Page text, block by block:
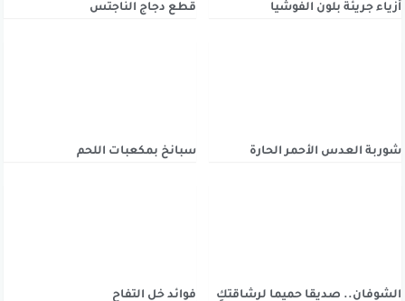
أزياء جريئة بلون الفوشيا قطع دجاج الناجتس
شوربة العدس الأحمر الحارة سبانخ بمكعبات اللحم
الشوفان.. صديقا حميما لرشاقتكِ فوائد خل التفاح